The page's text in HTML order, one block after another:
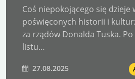
Coś niepokojącego się dzieje
poświęconych historii i
za rządów Donalda Tuska.
listu…
27.08.2025